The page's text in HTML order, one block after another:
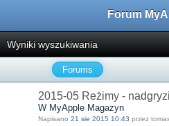
Forum
Wyniki wyszukiwania
Forums
2015-05 Reżimy -
W MyApple Magazyn
Napisano 21 sie 2015 10:43 przez